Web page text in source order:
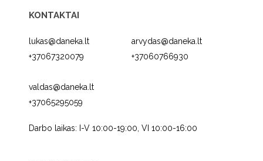
KONTAKTAI
lukas@daneka.lt
+37067320079
arvydas@daneka.lt
+37060766930
valdas@daneka.lt
+37065295059
Darbo laikas: I-V 10:00-19:00, VI 10:00-16:00